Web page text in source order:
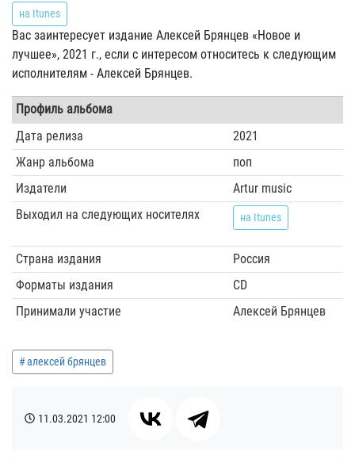
на Itunes
Вас заинтересует издание Алексей Брянцев «Новое и
лучшее», 2021 г., если с интересом относитесь к следующим
исполнителям - Алексей Брянцев.
Профиль альбома
Дата релиза
2021
Жанр альбома
поп
Издатели
Artur music
Выходил на следующих носителях
на Itunes
Страна издания
Россия
Форматы издания
CD
Принимали участие
Алексей Брянцев
алексей брянцев
11.03.2021 12:00